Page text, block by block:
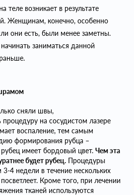
теле возникает в результате
Женщинам, конечно, особенно
они есть, были менее заметны.
заниматься данной
сняли швы,
процедуру на сосудистом лазере
воспаление, тем самым
формирования рубца –
имеет бордовый цвет. Чем эта
будет рубец. Процедуры
4 недели в течение нескольких
Кроме того, при лечении
тканей используются